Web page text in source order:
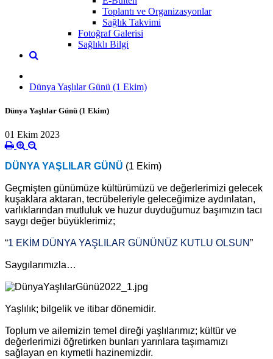
Toplantı ve Organizasyonlar
Sağlık Takvimi
Fotoğraf Galerisi
Sağlıklı Bilgi
Dünya Yaşlılar Günü (1 Ekim)
Dünya Yaşlılar Günü (1 Ekim)
01 Ekim 2023
DÜNYA YAŞLILAR GÜNÜ (1 Ekim)
Geçmişten günümüze kültürümüzü ve değerlerimizi gelecek
kuşaklara aktaran, tecrübeleriyle geleceğimize aydınlatan,
varlıklarından mutluluk ve huzur duyduğumuz başımızın tacı
saygı değer büyüklerimiz;
“1 EKİM DÜNYA YAŞLILAR GÜNÜNÜZ KUTLU OLSUN”
Saygılarımızla…
Yaşlılık; bilgelik ve itibar dönemidir.
Toplum ve ailemizin temel direği yaşlılarımız; kültür ve
değerlerimizi öğretirken bunları yarınlara taşımamızı
sağlayan en kıymetli hazinemizdir.